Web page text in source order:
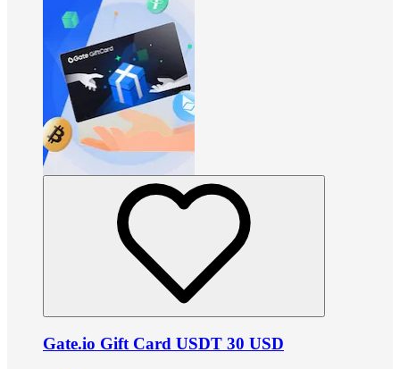
Gate.io Gift Card USDT 30 USD